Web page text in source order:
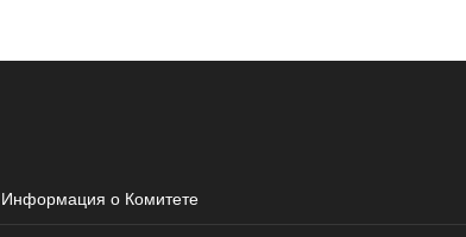
Информация о Комитете